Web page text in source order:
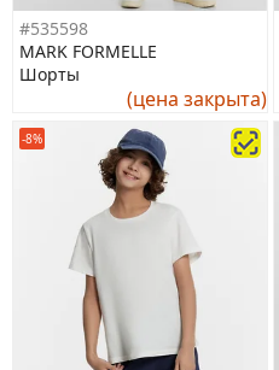
#535598
MARK FORMELLE
Шорты
(цена закрыта)
-8%